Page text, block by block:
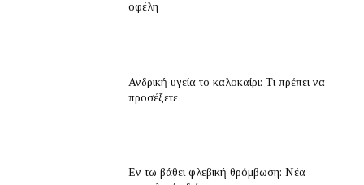
οφέλη
Ανδρική υγεία το καλοκαίρι: Τι πρέπει να
προσέξετε
Εν τω βάθει φλεβική θρόμβωση: Νέα